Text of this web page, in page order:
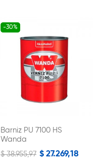
-30%
Barniz PU 7100 HS
Wanda
$ 38.955,97 $ 27.269,18